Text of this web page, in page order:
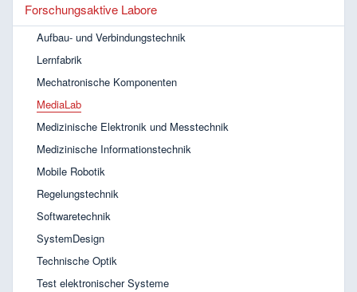
Forschungsaktive Labore
Aufbau- und Verbindungstechnik
Lernfabrik
Mechatronische Komponenten
MediaLab
Medizinische Elektronik und Messtechnik
Medizinische Informationstechnik
Mobile Robotik
Regelungstechnik
Softwaretechnik
SystemDesign
Technische Optik
Test elektronischer Systeme